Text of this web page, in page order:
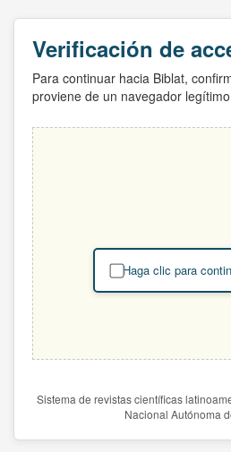
Verificación de
Para continuar hacia Biblat,
proviene de un navegador
Haga clic para
Sistema de revistas científicas
Nacional Autónoma